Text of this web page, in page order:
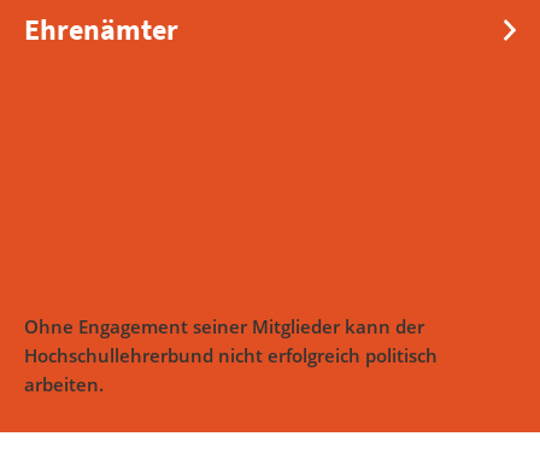
Ehrenämter
Ohne Engagement seiner Mitglieder kann der
Hochschullehrerbund nicht erfolgreich politisch
arbeiten.